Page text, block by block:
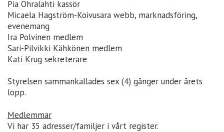
Pia Ohralahti kassör
Micaela Hagström-Koivusara webb, marknadsföring,
evenemang
Ira Polvinen medlem
Sari-Pilvikki Kähkönen medlem
Kati Krug sekreterare
Styrelsen sammankallades sex (4) gånger under årets
lopp.
Medlemmar
Vi har 35 adresser/familjer i vårt register.